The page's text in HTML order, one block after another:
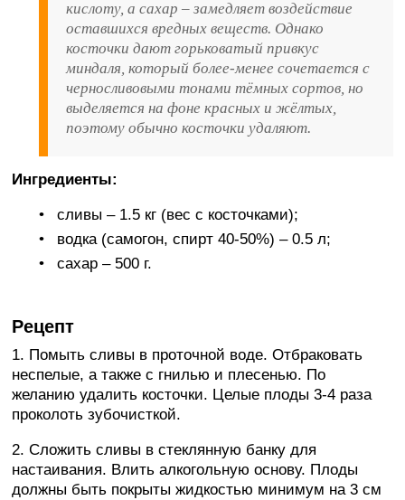
кислоту, а сахар – замедляет воздействие
оставшихся вредных веществ. Однако
косточки дают горьковатый привкус
миндаля, который более-менее сочетается с
черносливовыми тонами тёмных сортов, но
выделяется на фоне красных и жёлтых,
поэтому обычно косточки удаляют.
Ингредиенты:
сливы – 1.5 кг (вес с косточками);
водка (самогон, спирт 40-50%) – 0.5 л;
сахар – 500 г.
Рецепт
1. Помыть сливы в проточной воде. Отбраковать
неспелые, а также с гнилью и плесенью. По
желанию удалить косточки. Целые плоды 3-4 раза
проколоть зубочисткой.
2. Сложить сливы в стеклянную банку для
настаивания. Влить алкогольную основу. Плоды
должны быть покрыты жидкостью минимум на 3 см